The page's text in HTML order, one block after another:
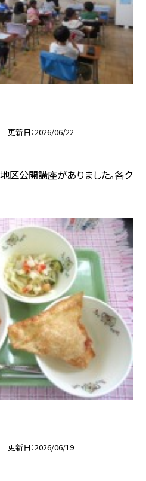
更新日 2026/06/22
区公開講座がありました。各ク
更新日 2026/06/19